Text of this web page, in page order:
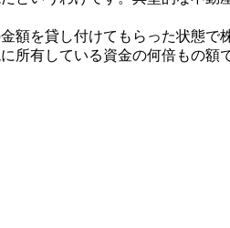
額を貸し付けてもらった状態
所有している資金の何倍もの